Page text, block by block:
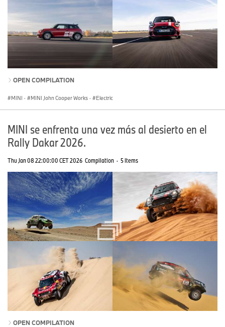
OPEN COMPILATION
MINI · MINI John Cooper Works · Electric
MINI se enfrenta una vez más al desierto en el
Rally Dakar 2026.
Thu Jan 08 22:00:00 CET 2026 Compilation · 5 Items
OPEN COMPILATION